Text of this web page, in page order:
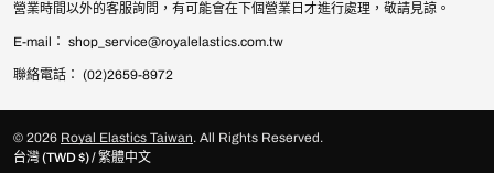
營業時間以外的客服詢問，有可能會在下個營業日才進行處理，敬請見諒。
E-mail： shop_service@royalelastics.com.tw
聯絡電話： (02)2659-8972
© 2026 Royal Elastics Taiwan. All Rights Reserved.
台灣 (TWD $) / 繁體中文